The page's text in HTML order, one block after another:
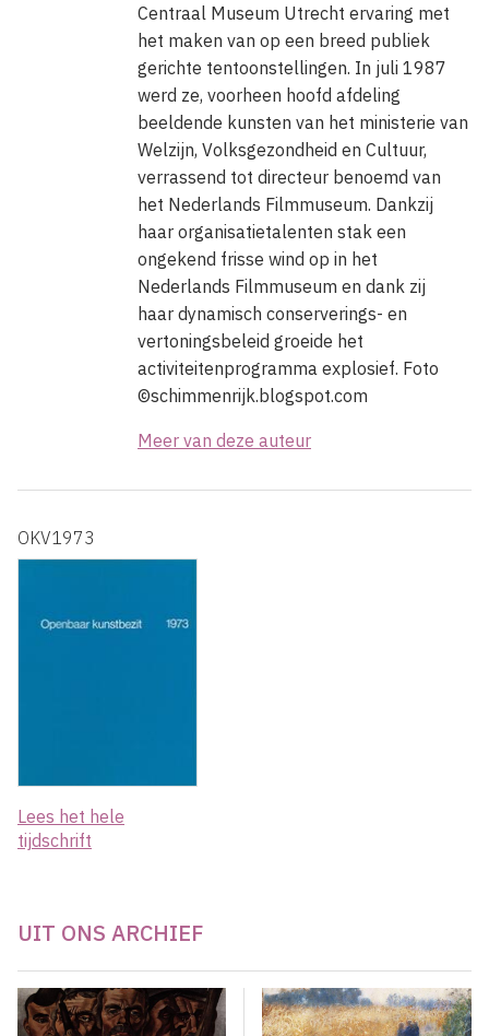
Centraal Museum Utrecht ervaring met
het maken van op een breed publiek
gerichte tentoonstellingen. In juli 1987
werd ze, voorheen hoofd afdeling
beeldende kunsten van het ministerie van
Welzijn, Volksgezondheid en Cultuur,
verrassend tot directeur benoemd van
het Nederlands Filmmuseum. Dankzij
haar organisatietalenten stak een
ongekend frisse wind op in het
Nederlands Filmmuseum en dank zij
haar dynamisch conserverings- en
vertoningsbeleid groeide het
activiteitenprogramma explosief. Foto
©schimmenrijk.blogspot.com
Meer van deze auteur
OKV1973
Lees het hele
tijdschrift
UIT ONS ARCHIEF